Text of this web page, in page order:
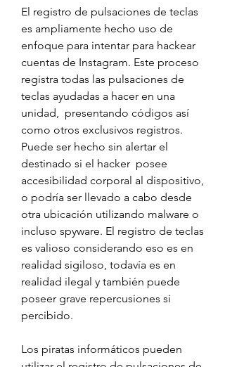
El registro de pulsaciones de teclas
es ampliamente hecho uso de
enfoque para intentar para hackear
cuentas de Instagram. Este proceso
registra todas las pulsaciones de
teclas ayudadas a hacer en una
unidad,  presentando códigos así
como otros exclusivos registros.
Puede ser hecho sin alertar el
destinado si el hacker  posee
accesibilidad corporal al dispositivo,
o podría ser llevado a cabo desde
otra ubicación utilizando malware o
incluso spyware. El registro de teclas
es valioso considerando eso es en
realidad sigiloso, todavía es en
realidad ilegal y también puede
poseer grave repercusiones si
percibido.
Los piratas informáticos pueden